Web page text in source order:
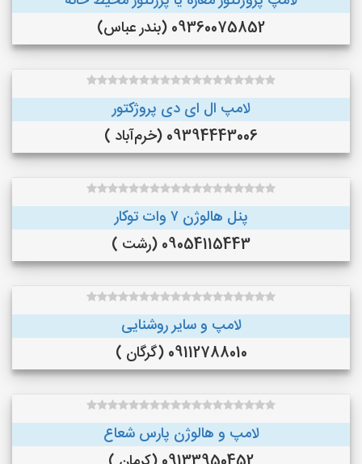
09360075852 (بندر عباس)
لامپ ال ای دی پروژکتور
09394443006 (خرم‌آباد )
پنل هالوژن ۷ وات توکار
09054115443 (رشت )
لامپ و سایر روشنایی
09112788010 (گرگان )
لامپ و هالوژن پارس شعاع